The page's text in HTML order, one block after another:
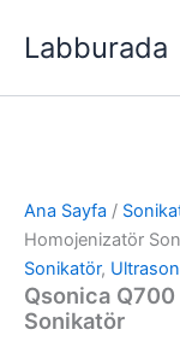
atlaLabburada
Ana Sayfa /
Homojenizatör
Sonikatör,
Qsonica
Sonikatör